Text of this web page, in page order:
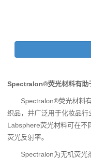
Spectralon®荧光材料有助
Spectralon®荧光材料
织品，并广泛用于化妆品行
Labsphere荧光材料可在不
荧光反射率。
Spectralon为无机荧光